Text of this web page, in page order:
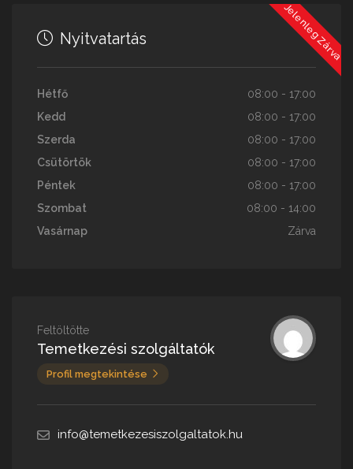
Jelenleg Zárva
Nyitvatartás
Hétfő
08:00 - 17:00
Kedd
08:00 - 17:00
Szerda
08:00 - 17:00
Csütörtök
08:00 - 17:00
Péntek
08:00 - 17:00
Szombat
08:00 - 14:00
Vasárnap
Zárva
Feltöltötte
Temetkezési szolgáltatók
Profil megtekintése
info@temetkezesiszolgaltatok.hu